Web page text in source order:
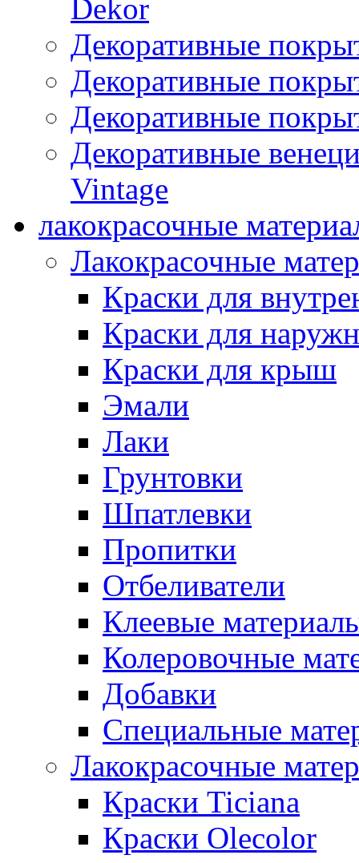
Dekor
Декоративные
Декоративные
Декоративные
Декоративные
Vintage
лакокрасочные
Лакокрасочные
Краски для
Краски для
Краски для крыш
Эмали
Лаки
Грунтовки
Шпатлевки
Пропитки
Отбеливатели
Клеевые
Колеровочные
Добавки
Специальные
Лакокрасочные
Краски Ticiana
Краски Olecolor